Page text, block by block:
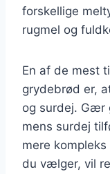
forskellige
rugmel og
En af de mest
grydebrød er,
og surdej. Gær
mens surdej
mere
du vælger, vil